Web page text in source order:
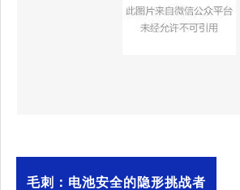
毛刺：电池安全的隐形挑战者